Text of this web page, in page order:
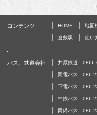
コンテンツ HOME 地図
倉敷駅 使い
バス、鉄道会社 井原鉄道 0866-
岡電バス 086-
下電バス 086-
中鉄バス 086-
両備バス 086-